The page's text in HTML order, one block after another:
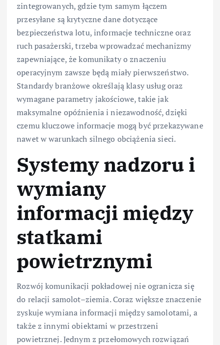
zintegrowanych, gdzie tym samym łączem
przesyłane są krytyczne dane dotyczące
bezpieczeństwa lotu, informacje techniczne oraz
ruch pasażerski, trzeba wprowadzać mechanizmy
zapewniające, że komunikaty o znaczeniu
operacyjnym zawsze będą miały pierwszeństwo.
Standardy branżowe określają klasy usług oraz
wymagane parametry jakościowe, takie jak
maksymalne opóźnienia i niezawodność, dzięki
czemu kluczowe informacje mogą być przekazywane
nawet w warunkach silnego obciążenia sieci.
Systemy nadzoru i
wymiany
informacji między
statkami
powietrznymi
Rozwój komunikacji pokładowej nie ogranicza się
do relacji samolot–ziemia. Coraz większe znaczenie
zyskuje wymiana informacji między samolotami, a
także z innymi obiektami w przestrzeni
powietrznej. Jednym z przełomowych rozwiązań